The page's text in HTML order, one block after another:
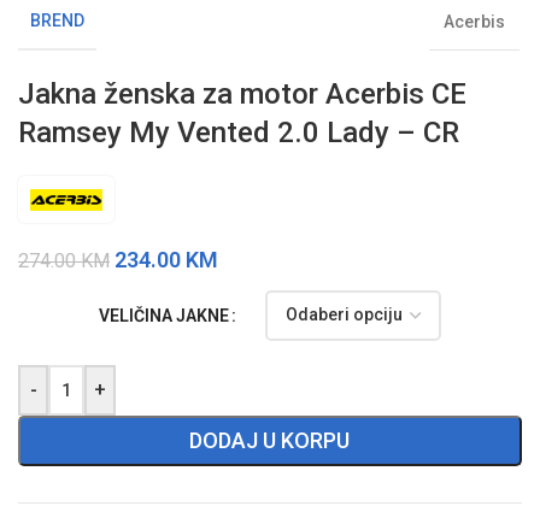
BREND Acerbis
Jakna ženska za motor Acerbis CE
Ramsey My Vented 2.0 Lady – CR
274.00KM 234.00 KM
VELIČINA JAKNE
- +
DODAJ U KORPU